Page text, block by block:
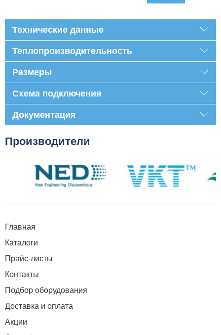
Технические данные
Теплопроизводительность
Размеры
Схема подключения
Документация
Производители
Главная
Каталоги
Прайс-листы
Контакты
Подбор оборудования
Доставка и оплата
Акции